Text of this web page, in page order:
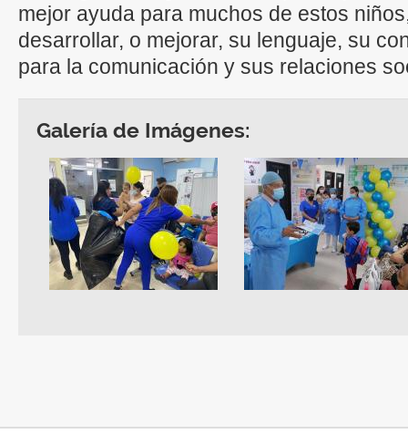
mejor ayuda para muchos de estos
desarrollar, o mejorar, su lenguaje, su
para la comunicación y sus relaciones
Galería de Imágenes: